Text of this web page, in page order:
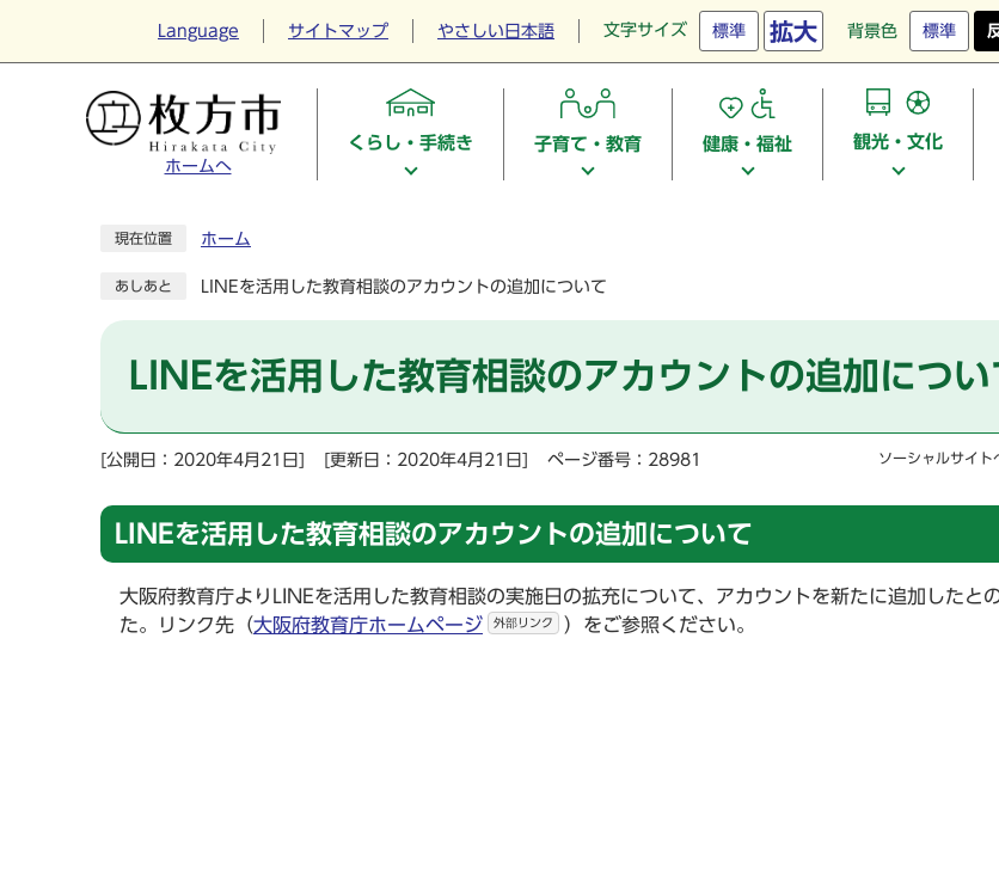
Language サイトマップ やさしい日本語 文字サイズ 標準 拡大 背景色 標準
ホームへ
くらし・手続き 子育て・教育 健康・福祉 観光・文化
現在位置 ホーム
あしあと LINEを活用した教育相談のアカウントの追加について
LINEを活用した教育相談のアカウントの追加につい
[公開日：2020年4月21日] [更新日：2020年4月21日] ページ番号：28981 ソーシャルサイト
LINEを活用した教育相談のアカウントの追加について
大阪府教育庁よりLINEを活用した教育相談の実施日の拡充について、アカウントを新たに追加したと
た。リンク先（大阪府教育庁ホームページ 外部リンク ）をご参照ください。